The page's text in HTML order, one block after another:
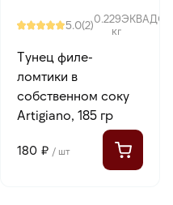
5.0(2)0.229
кг
ЭКВАДОР
Тунец филе-
ломтики в
собственном соку
Artigiano, 185 гр
180 ₽ / шт